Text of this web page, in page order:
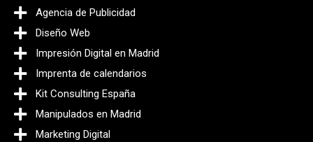
Agencia de Publicidad
Diseño Web
Impresión Digital en Madrid
Imprenta de calendarios
Kit Consulting España
Manipulados en Madrid
Marketing Digital